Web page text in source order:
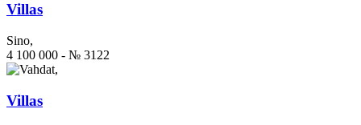
Villas
Sino,
4 100 000 - № 3122
Villas